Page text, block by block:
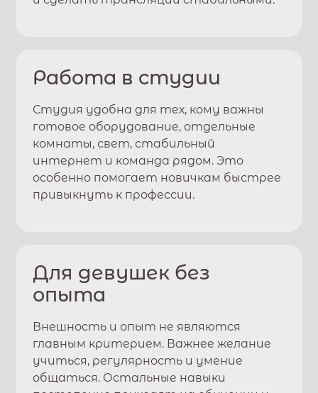
Работа в студии
Студия удобна для тех, кому важны
готовое оборудование, отдельные
комнаты, свет, стабильный
интернет и команда рядом. Это
особенно помогает новичкам быстрее
привыкнуть к профессии.
Для девушек без
опыта
Внешность и опыт не являются
главным критерием. Важнее желание
учиться, регулярность и умение
общаться. Остальные навыки